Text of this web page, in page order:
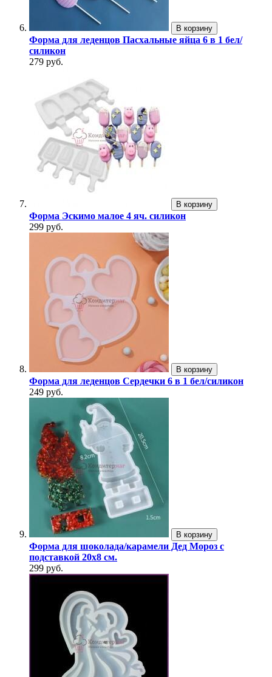
В корзину
Форма для леденцов Пасхальные яйца 6 в 1 бел/
силикон
279 руб.
В корзину
Форма Эскимо малое 4 яч. силикон
299 руб.
В корзину
Форма для леденцов Сердечки 6 в 1 бел/силикон
249 руб.
В корзину
Форма для шоколада/карамели Дед Мороз с
подставкой 20х8 см.
299 руб.